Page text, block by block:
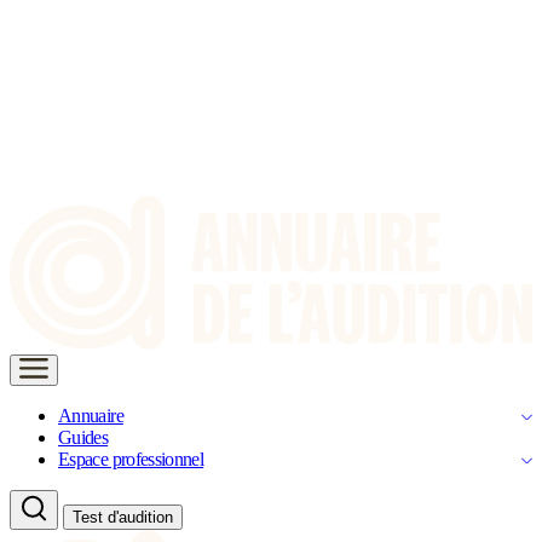
Annuaire
Guides
Espace professionnel
Test d'audition